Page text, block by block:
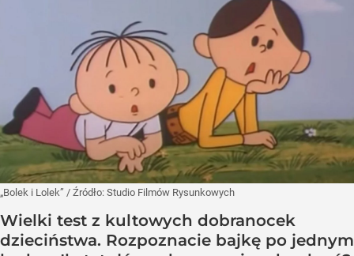
„Bolek i Lolek” / Źródło: Studio Filmów Rysunkowych
Wielki test z kultowych dobranocek
dzieciństwa. Rozpoznacie bajkę po jednym